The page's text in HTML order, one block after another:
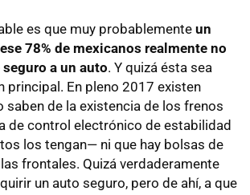
es que muy probablemente un
78% de mexicanos realmente no
a un auto. Y quizá ésta sea
principal. En pleno 2017 existen
saben de la existencia de los frenos
de control electrónico de estabilidad
los tengan— ni que hay bolsas de
frontales. Quizá verdaderamente
un auto seguro, pero de ahí, a que